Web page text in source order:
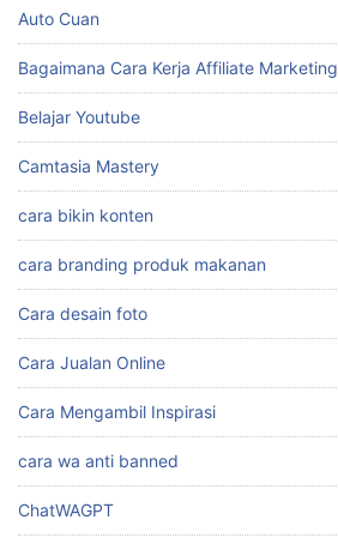
Auto Cuan
Bagaimana Cara Kerja Affiliate Marketing
Belajar Youtube
Camtasia Mastery
cara bikin konten
cara branding produk makanan
Cara desain foto
Cara Jualan Online
Cara Mengambil Inspirasi
cara wa anti banned
ChatWAGPT